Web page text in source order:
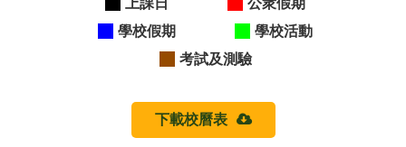
學校假期
學校活動
考試及測驗
下載校曆表